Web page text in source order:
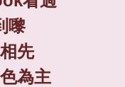
嚟
先
為主